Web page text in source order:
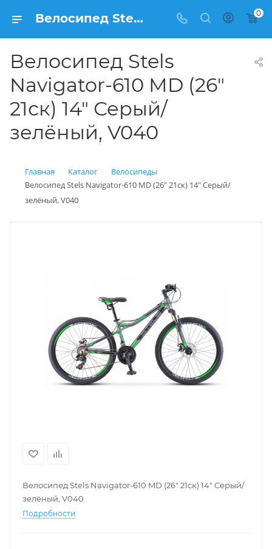
Велосипед Stels Navigator-610 MD (26" 21ск) 14" Серый/зелёный, V040 купить: цена 18 990 рублей в Балашихе | Интернет магазин Вело150 0
Велосипед Stels
Navigator-610 MD (26"
21ск) 14" Серый/
зелёный, V040
Главная Каталог
Велосипеды
Велосипед Stels Navigator-610 MD (26" 21ск) 14" Серый/
зелёный, V040
Велосипед Stels Navigator-610 MD (26" 21ск) 14" Серый/
зелёный, V040
Подробности